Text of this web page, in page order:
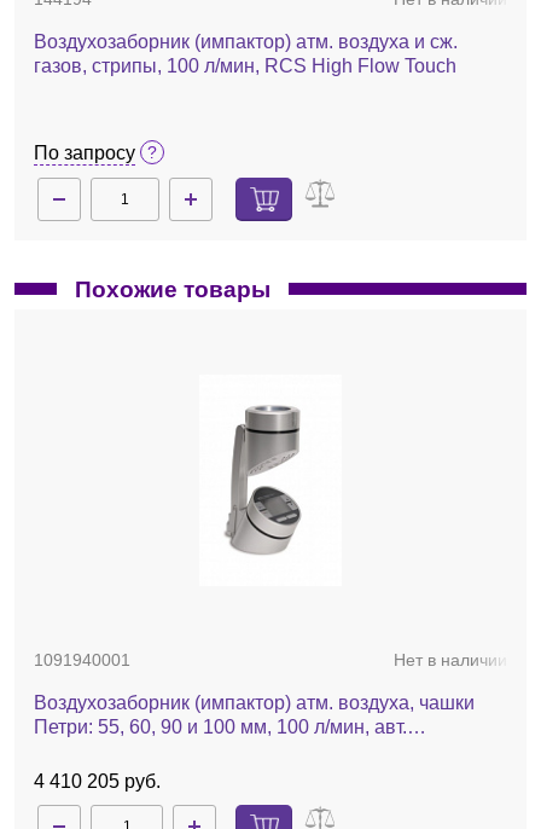
Воздухозаборник (импактор) атм. воздуха и сж.
газов, стрипы, 100 л/мин, RCS High Flow Touch
По запросу
Похожие товары
1091940001 Нет в наличии
Воздухозаборник (импактор) атм. воздуха, чашки
Петри: 55, 60, 90 и 100 мм, 100 л/мин, авт.
NT Ex
4 410 205 руб.